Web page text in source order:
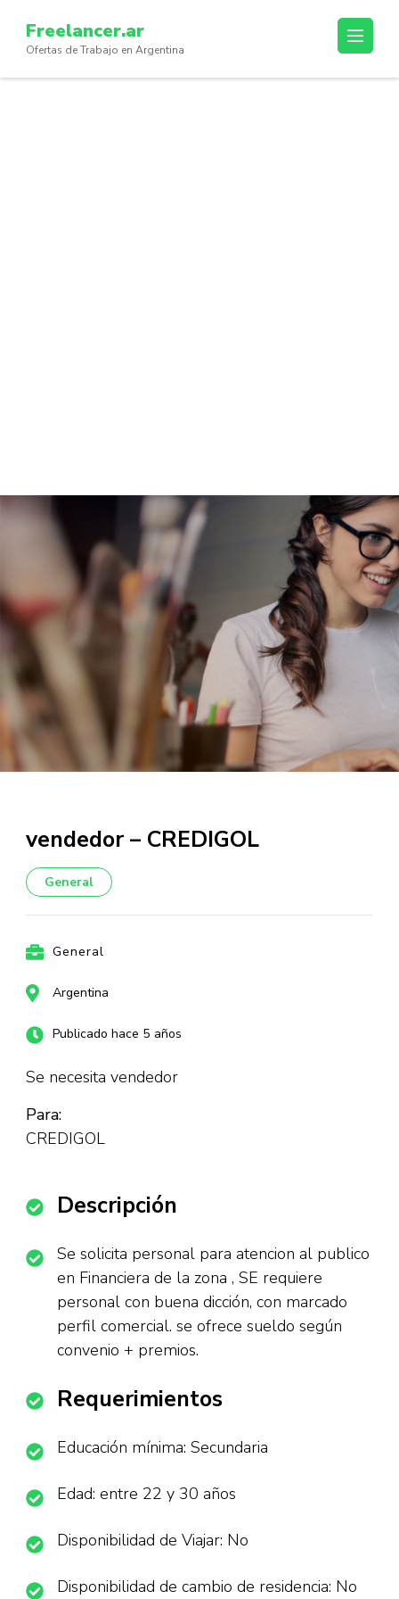
content
(Press
Freelancer.ar
Ofertas de Trabajo en Argentina
vendedor – CREDIGOL
General
General
Argentina
Publicado hace 5 años
Se necesita vendedor
Para:
CREDIGOL
Descripción
Se solicita personal para atencion al publico
en Financiera de la zona , SE requiere
personal con buena dicción, con marcado
perfil comercial. se ofrece sueldo según
convenio + premios.
Requerimientos
Educación mínima: Secundaria
Edad: entre 22 y 30 años
Disponibilidad de Viajar: No
Disponibilidad de cambio de residencia: No